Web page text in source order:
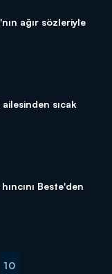
ağır sözleriyle
ailesinden sıcak
Beste'den
10